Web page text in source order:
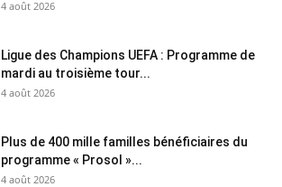
4 août 2026
Ligue des Champions UEFA : Programme de
mardi au troisième tour...
4 août 2026
Plus de 400 mille familles bénéficiaires du
programme « Prosol »...
4 août 2026